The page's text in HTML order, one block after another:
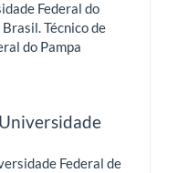
Federal do
Técnico de
do Pampa
Universidade
Federal de